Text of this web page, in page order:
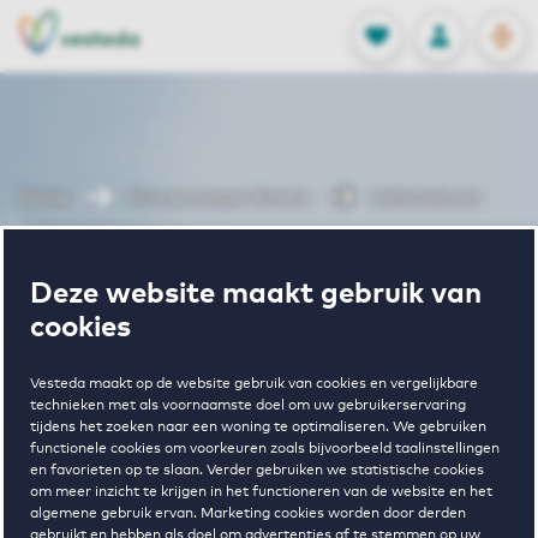
Deze website maakt gebruik van
cookies
Vesteda maakt op de website gebruik van cookies en vergelijkbare
technieken met als voornaamste doel om uw gebruikerservaring
tijdens het zoeken naar een woning te optimaliseren. We gebruiken
functionele cookies om voorkeuren zoals bijvoorbeeld taalinstellingen
en favorieten op te slaan. Verder gebruiken we statistische cookies
om meer inzicht te krijgen in het functioneren van de website en het
algemene gebruik ervan. Marketing cookies worden door derden
FAVORIETEN
Opgeslagen
INLOGGEN
NL
EN
Wonen in
Indischebuurt